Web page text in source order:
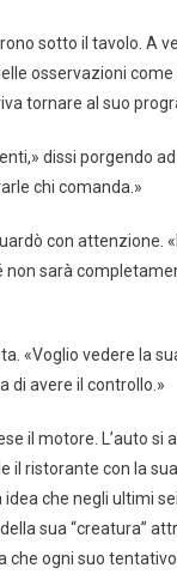
sotto il tavolo. A
osservazioni come
tornare al suo
dissi porgendo
chi comanda.»
con attenzione.
non sarà
«Voglio vedere la
di avere il controllo.»
il motore. L’auto si
il ristorante con la
idea che negli ultimi
sua “creatura”
che ogni suo